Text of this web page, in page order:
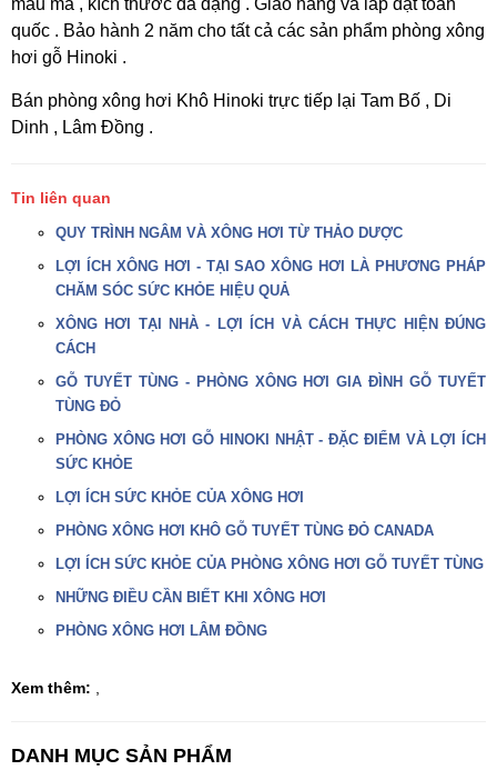
mẫu mã , kích thước đa dạng . Giao hàng và lắp đặt toàn
quốc . Bảo hành 2 năm cho tất cả các sản phẩm phòng xông
hơi gỗ Hinoki .
Bán phòng xông hơi Khô Hinoki trực tiếp lại Tam Bố , Di
Dinh , Lâm Đồng .
Tin liên quan
QUY TRÌNH NGÂM VÀ XÔNG HƠI TỪ THẢO DƯỢC
LỢI ÍCH XÔNG HƠI - TẠI SAO XÔNG HƠI LÀ PHƯƠNG PHÁP
CHĂM SÓC SỨC KHỎE HIỆU QUẢ
XÔNG HƠI TẠI NHÀ - LỢI ÍCH VÀ CÁCH THỰC HIỆN ĐÚNG
CÁCH
GỖ TUYẾT TÙNG - PHÒNG XÔNG HƠI GIA ĐÌNH GỖ TUYẾT
TÙNG ĐỎ
PHÒNG XÔNG HƠI GỖ HINOKI NHẬT - ĐẶC ĐIỂM VÀ LỢI ÍCH
SỨC KHỎE
LỢI ÍCH SỨC KHỎE CỦA XÔNG HƠI
PHÒNG XÔNG HƠI KHÔ GỖ TUYẾT TÙNG ĐỎ CANADA
LỢI ÍCH SỨC KHỎE CỦA PHÒNG XÔNG HƠI GỖ TUYẾT TÙNG
NHỮNG ĐIỀU CẦN BIẾT KHI XÔNG HƠI
PHÒNG XÔNG HƠI LÂM ĐỒNG
Xem thêm:
DANH MỤC SẢN PHẨM